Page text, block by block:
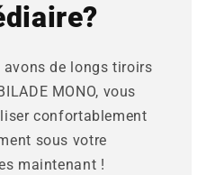
de longs tiroirs
MONO, vous
confortablement
sous votre
maintenant !